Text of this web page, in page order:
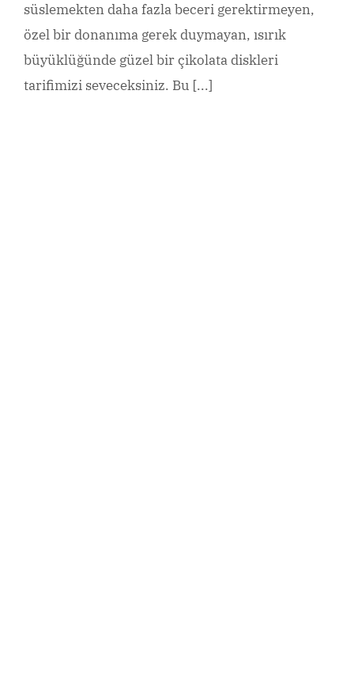
süslemekten daha fazla beceri gerektirmeyen,
özel bir donanıma gerek duymayan, ısırık
büyüklüğünde güzel bir çikolata diskleri
tarifimizi seveceksiniz. Bu [...]